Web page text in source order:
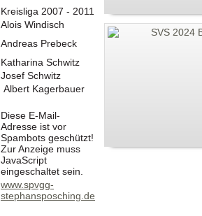
Kreisliga 2007 - 2011
Alois Windisch
Andreas Prebeck
Katharina Schwitz
Josef Schwitz
Albert Kagerbauer
Diese E-Mail-
Adresse ist vor
Spambots geschützt!
Zur Anzeige muss
JavaScript
eingeschaltet sein.
www.spvgg-
stephansposching.de